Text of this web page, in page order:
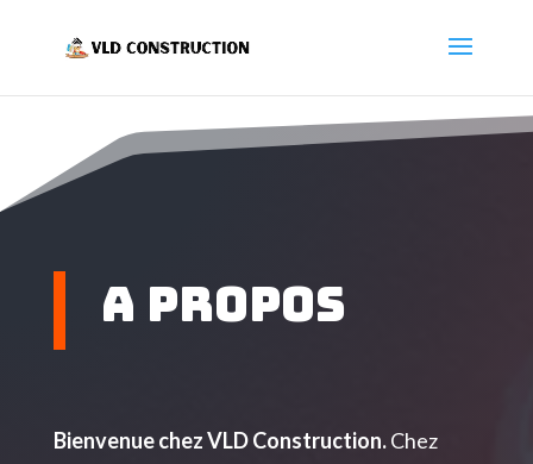
A propos
Bienvenue chez VLD Construction.Chez